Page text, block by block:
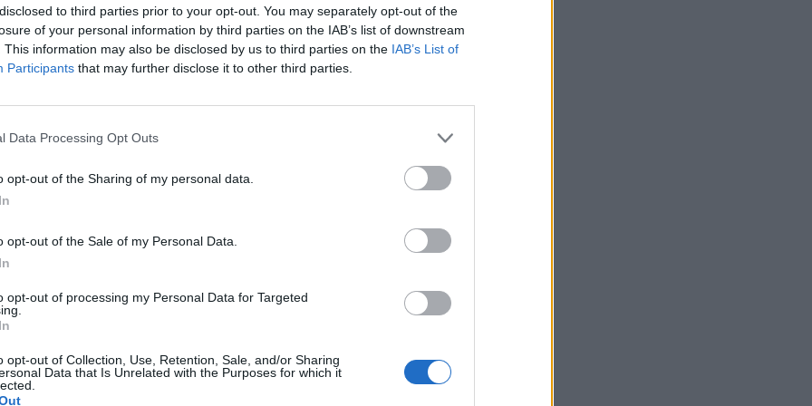
to third parties prior to your opt-out. You may separately opt-out of the
of your personal information by third parties on the IAB’s list of downstream
This information may also be disclosed by us to third parties on the IAB’s List of
Participants that may further disclose it to other third parties.
Data Processing Opt Outs
opt-out of the Sharing of my personal data.
opt-out of the Sale of my Personal Data.
opt-out of processing my Personal Data for Targeted
opt-out of Collection, Use, Retention, Sale, and/or Sharing
Data that Is Unrelated with the Purposes for which it
9.4%-kal, a nettó átlagkereset 8.0%-kal, a reálkereset (a
6.8%-os növekedése mellett) 1.1%-kal haladta meg az egy évvel
az első két havi 10% körüli növekedést márciusban - az éves
portfolio.hu hírarchívumához tartozik, melynek olvasása előfizetéses
tartalmazza:
cikkarchívum
elmúlt 2 év napon belüli